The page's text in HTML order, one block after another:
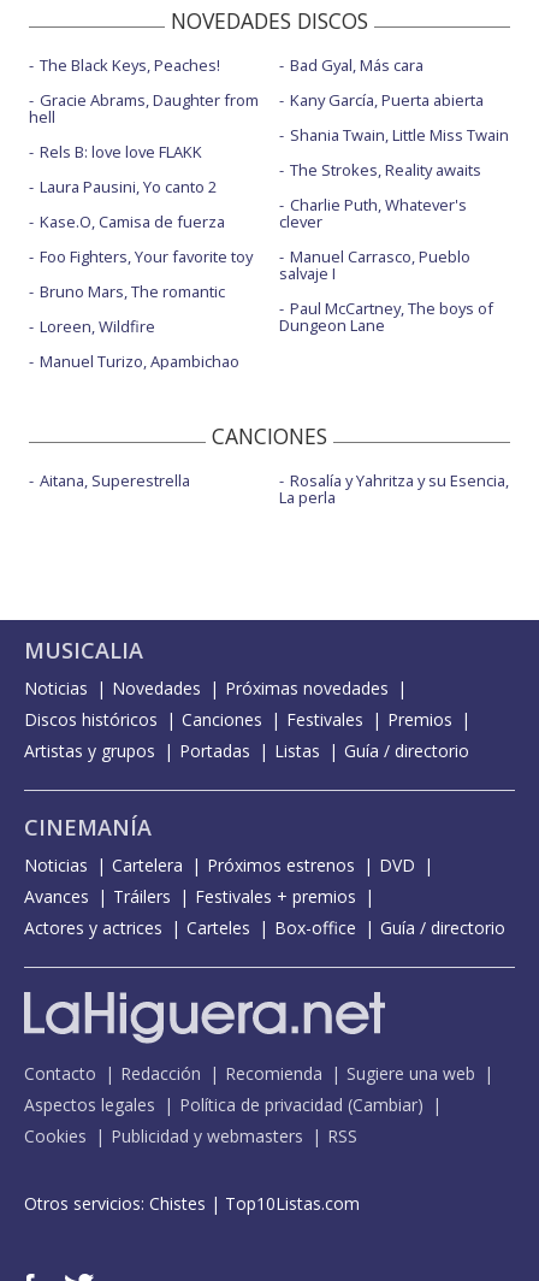
NOVEDADES DISCOS
The Black Keys, Peaches!
Gracie Abrams, Daughter from
hell
Rels B: love love FLAKK
Laura Pausini, Yo canto 2
Kase.O, Camisa de fuerza
Foo Fighters, Your favorite toy
Bruno Mars, The romantic
Loreen, Wildfire
Manuel Turizo, Apambichao
Bad Gyal, Más cara
Kany García, Puerta abierta
Shania Twain, Little Miss Twain
The Strokes, Reality awaits
Charlie Puth, Whatever's
clever
Manuel Carrasco, Pueblo
salvaje I
Paul McCartney, The boys of
Dungeon Lane
CANCIONES
Aitana, Superestrella Rosalía y Yahritza y su Esencia,
La perla
MUSICALIA
Noticias Novedades
Próximas novedades
Discos históricos
Canciones Festivales
Premios
Artistas y grupos
Portadas Listas Guía / directorio
CINEMANÍA
Noticias Cartelera Próximos estrenos
DVD
Avances
Tráilers
Festivales + premios
Actores y actrices
Carteles Box-office Guía / directorio
Contacto Redacción Recomienda
Sugiere una web
Aspectos legales
Política de privacidad (Cambiar)
Cookies
Publicidad y webmasters RSS
Otros servicios: Chistes | Top10Listas.com